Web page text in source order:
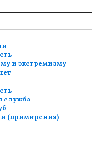
и экстремизму
служба
(примирения)